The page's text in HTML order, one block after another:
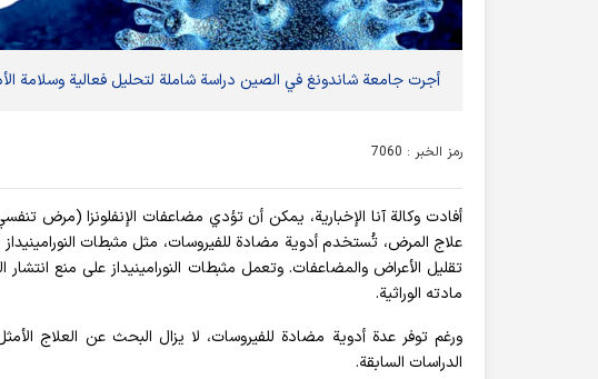
أجرت جامعة شاندونغ في الصين دراسة شاملة لتحليل فعالية وسلامة
رمز الخبر : 7060
أفادت وکالة آنا الإخباریة، يمكن أن تؤدي مضاعفات الإنفلونزا (مرض
علاج المرض، تُستخدم أدوية مضادة للفيروسات، مثل مثبطات النورامينيداز
تقليل الأعراض والمضاعفات. وتعمل مثبطات النورامينيداز على منع
مادته الوراثية.
ورغم توفر عدة أدوية مضادة للفيروسات، لا يزال البحث عن العلاج
الدراسات السابقة.